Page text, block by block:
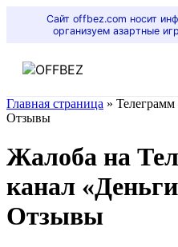
Сайт offbez.com носит
организуем азартные
Главная страница » Телеграмм
Отзывы
Жалоба на
канал
Отзывы